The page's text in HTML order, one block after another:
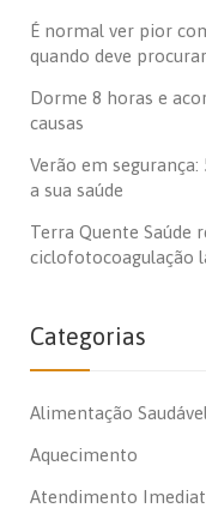
É normal ver pior
quando deve
Dorme 8 horas e
causas
Verão em
a sua saúde
Terra Quente Saúde
ciclofotocoagulação
Categorias
Alimentação Saudável
Aquecimento
Atendimento